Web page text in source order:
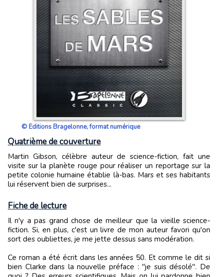
© Editions Bragelonne, format numérique
Quatrième de couverture
Martin Gibson, célèbre auteur de science-fiction, fait une
visite sur la planète rouge pour réaliser un reportage sur la
petite colonie humaine établie là-bas. Mars et ses habitants
lui réservent bien de surprises...
Fiche de lecture
Il n'y a pas grand chose de meilleur que la vieille science-
fiction. Si, en plus, c'est un livre de mon auteur favori qu'on
sort des oubliettes, je me jette dessus sans modération.
Ce roman a été écrit dans les années 50. Et comme le dit si
bien Clarke dans la nouvelle préface : "je suis désolé". De